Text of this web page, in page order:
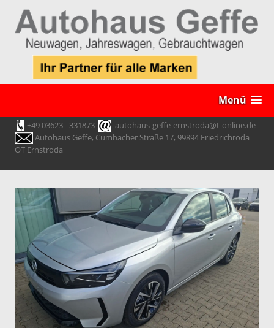
Menü
+49 03623 - 331873
autohaus-geffe-ernstroda@t-online.de
Autohaus Geffe, Cumbacher Straße 17, 99894 Friedrichroda
OT Ernstroda